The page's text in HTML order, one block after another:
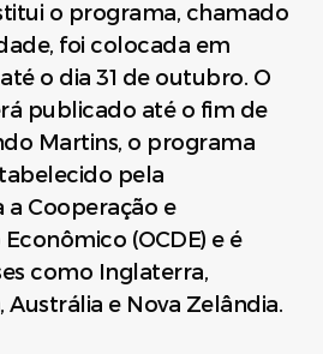
o programa, chamado
foi colocada em
o dia 31 de outubro. O
publicado até o fim de
Martins, o programa
pela
a Cooperação e
(OCDE) e é
como Inglaterra,
Austrália e Nova Zelândia.